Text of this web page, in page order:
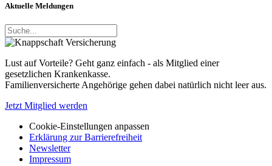
Aktuelle Meldungen
Lust auf Vorteile? Geht ganz einfach - als Mitglied einer
gesetzlichen Krankenkasse.
Familienversicherte Angehörige gehen dabei natürlich nicht leer aus.
Jetzt Mitglied werden
Cookie-Einstellungen anpassen
Erklärung zur Barrierefreiheit
Newsletter
Impressum